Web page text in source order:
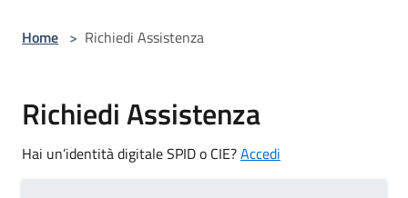
Home > Richiedi Assistenza
Richiedi Assistenza
Hai un’identità digitale SPID o CIE?Accedi